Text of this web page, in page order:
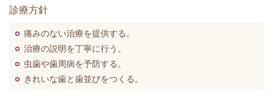
診療方針
痛みのない治療を提供する。
治療の説明を丁寧に行う。
虫歯や歯周病を予防する。
きれいな歯と歯並びをつくる。